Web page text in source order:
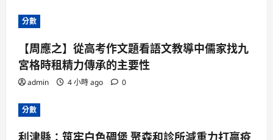
分數
【周應之】從高考作文題看語文教導中儒家找九
宮格時租精力傳承的主要性
admin 4 小時 ago 0
分數
利津縣：筑牢白色碉堡 聚森和診所減重力打贏疫